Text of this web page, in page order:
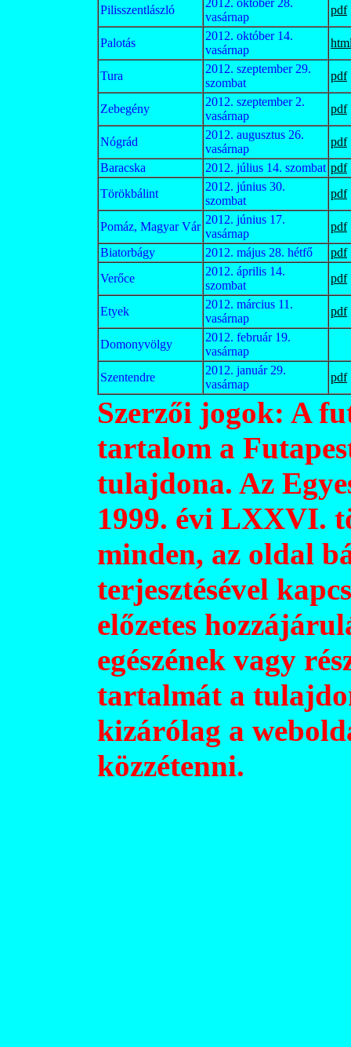
Pilisszentlászló
2012. október 28.
vasárnap
pdf
Palotás
2012. október 14.
vasárnap
Tura
2012. szeptember 29.
szombat
pdf
Zebegény
2012. szeptember 2.
vasárnap
pdf
Nógrád
2012. augusztus 26.
vasárnap
pdf
Baracska
2012. július 14. szombat pdf
Törökbálint
2012. június 30.
szombat
pdf
Pomáz, Magyar Vár
2012. június 17.
vasárnap
pdf
Biatorbágy
2012. május 28. hétfő
pdf
Verőce
2012. április 14.
szombat
pdf
Etyek
2012. március 11.
vasárnap
pdf
Domonyvölgy
2012. február 19.
vasárnap
Szentendre
2012. január 29.
vasárnap
pdf
Szerzői jogok: A
tartalom a
tulajdona. Az
1999. évi LXXVI.
minden, az oldal
terjesztésével
előzetes
egészének vagy
tartalmát a
kizárólag a
közzétenni.